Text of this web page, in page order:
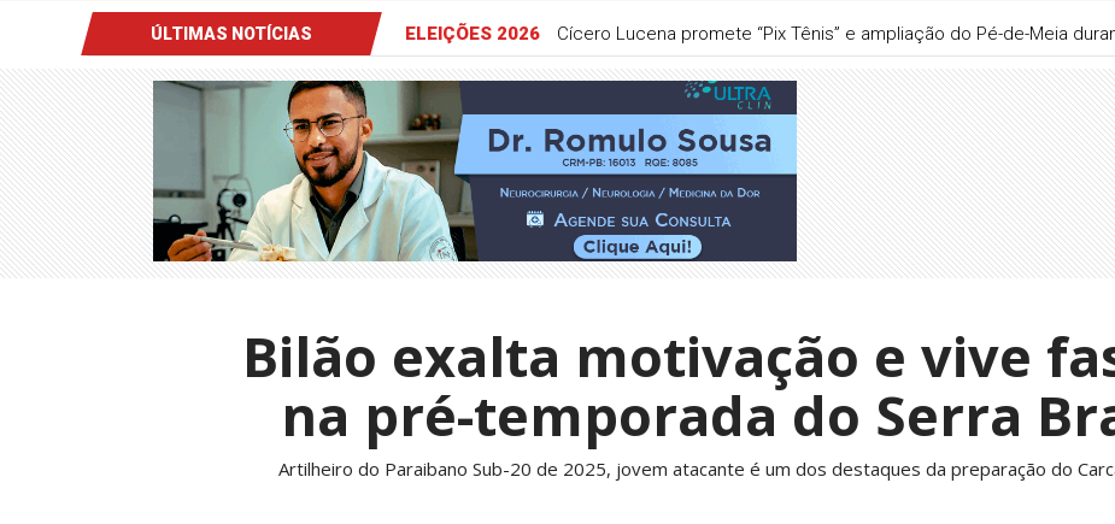
ÚLTIMAS NOTÍCIAS ELEIÇÕES 2026 Cícero Lucena promete “Pix Tênis” e ampliação do Pé-de-Meia
Bilão exalta motivação e vive
na pré-temporada do Serra
Artilheiro do Paraibano Sub-20 de 2025, jovem atacante é um dos destaques da preparação do